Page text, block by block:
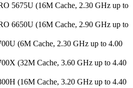
5675U (16M Cache, 2.30 GHz up to
6650U (16M Cache, 2.90 GHz up to
(6M Cache, 2.30 GHz up to 4.00
(32M Cache, 3.60 GHz up to 4.40
(16M Cache, 3.20 GHz up to 4.40